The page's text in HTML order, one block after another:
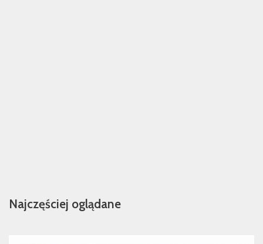
Najczęściej oglądane